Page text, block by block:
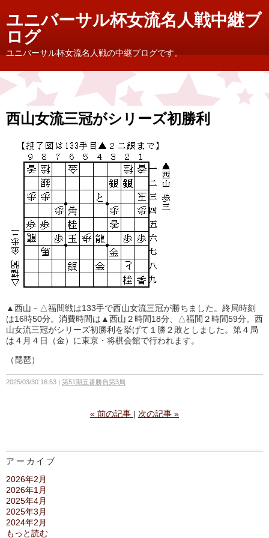
ユニバーサル杯女流名人戦中継ブ
ログ
ユニバーサル杯女流名人戦の中継ブログです。
西山女流三冠がシリーズ初勝利
▲西山－△福間戦は133手で西山女流三冠が勝ちました。終局時刻
は16時50分。消費時間は▲西山２時間18分、△福間２時間59分。西
山女流三冠がシリーズ初勝利を挙げて１勝２敗としました。第４局
は４月４日（金）に東京・将棋会館で行われます。
（琵琶）
2025/03/30 16:53 第51期五番勝負第3局
« 前の記事 次の記事 »
アーカイブ
2026年2月
2026年1月
2025年4月
2025年3月
2024年2月
もっと読む